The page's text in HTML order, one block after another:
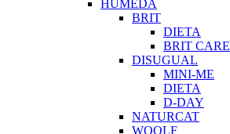
HUMEDA
BRIT
DIETA
BRIT CARE
DISUGUAL
MINI-ME
DIETA
D-DAY
NATURCAT
WOOLF